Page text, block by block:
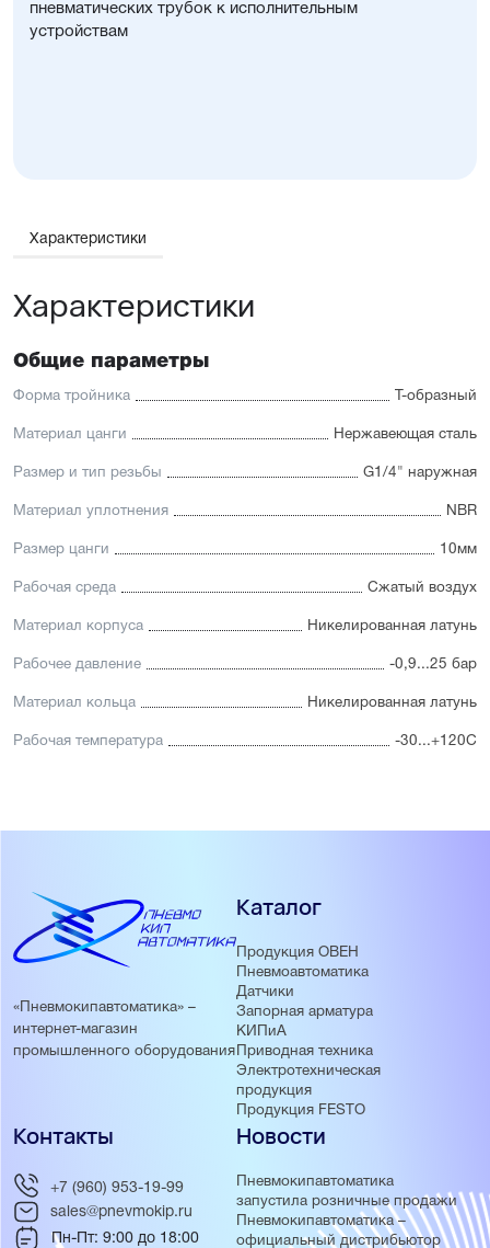
пневматических трубок к исполнительным
устройствам
Характеристики
Характеристики
Общие параметры
Форма тройника Т-образный
Материал цанги Нержавеющая сталь
Размер и тип резьбы G1/4" наружная
Материал уплотнения NBR
Размер цанги 10мм
Рабочая среда Сжатый воздух
Материал корпуса Никелированная латунь
Рабочее давление -0,9...25 бар
Материал кольца Никелированная латунь
Рабочая температура -30...+120С
«Пневмокипавтоматика» –
интернет-магазин
промышленного оборудования
Каталог
Продукция ОВЕН
Пневмоавтоматика
Датчики
Запорная арматура
КИПиА
Приводная техника
Электротехническая
продукция
Продукция FESTO
Новости
Пневмокипавтоматика
запустила розничные продажи
Пневмокипавтоматика –
официальный дистрибьютор
Контакты
+7 (960) 953-19-99
sales@pnevmokip.ru
Пн-Пт: 9:00 до 18:00